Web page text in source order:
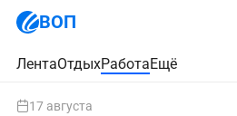
ВОП
ЛентаОтдыхРаботаЕщё
17 августа